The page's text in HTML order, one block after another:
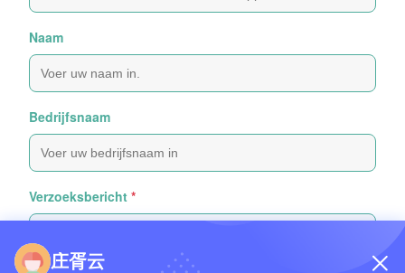
Naam
Bedrijfsnaam
Verzoeksbericht *
庄胥云